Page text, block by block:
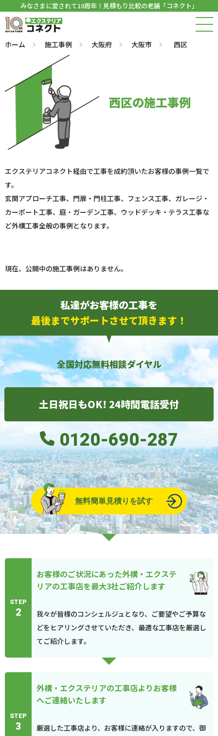
みなさまに愛されて10周年！見積もり比較の老舗「コネクト」
ホーム 施工事例 大阪府 大阪市 西区
西区の施工事例
エクステリアコネクト経由で工事を成約頂いたお客様の事例一覧で
す。
玄関アプローチ工事、門扉・門柱工事、フェンス工事、ガレージ・
カーポート工事、庭・ガーデン工事、ウッドデッキ・テラス工事な
ど外構工事全般の事例となります。
現在、公開中の施工事例はありません。
私達がお客様の工事を
最後までサポートさせて頂きます！
全国対応無料相談ダイヤル
土日祝日もOK! 24時間電話受付
0120-690-287
無料簡単見積りを試す
STEP
2
お客様のご状況にあった外構・エクステ
リアの工事店を最大3社ご紹介します
我々が皆様のコンシェルジュとなり、ご要望やご予算な
どをヒアリングさせていただき、最適な工事店を厳選し
てご紹介します。
STEP
3
外構・エクステリアの工事店よりお客様
へご連絡いたします
厳選した工事店より、お客様に連絡が入りますので、御